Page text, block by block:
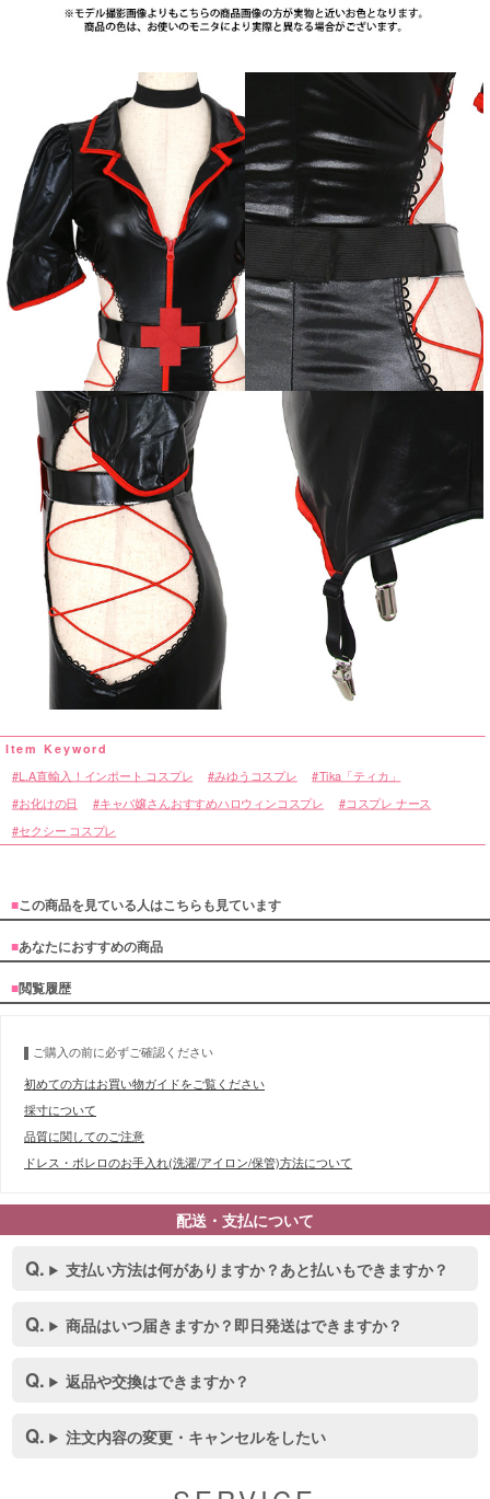
L.A直輸入！インポート コスプレ みゆうコスプレ Tika「ティカ」
お化けの日 キャバ嬢さんおすすめハロウィンコスプレ コスプレ ナース
セクシー コスプレ
■この商品を見ている人はこちらも見ています
■あなたにおすすめの商品
■閲覧履歴
ご購入の前に必ずご確認ください
初めての方はお買い物ガイドをご覧ください
採寸について
品質に関してのご注意
ドレス・ボレロのお手入れ(洗濯/アイロン/保管)方法について
配送・支払について
支払い方法は何がありますか？あと払いもできますか？
商品はいつ届きますか？即日発送はできますか？
返品や交換はできますか？
注文内容の変更・キャンセルをしたい